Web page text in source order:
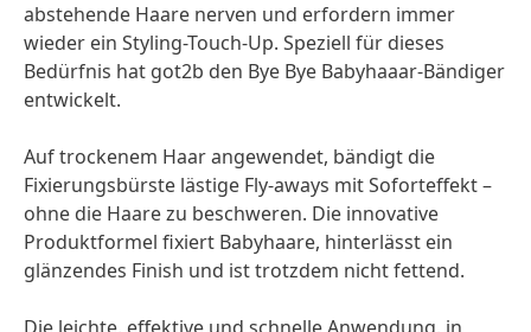
abstehende Haare nerven und erfordern immer
wieder ein Styling-Touch-Up. Speziell für dieses
Bedürfnis hat got2b den Bye Bye Babyhaaar-Bändiger
entwickelt.
Auf trockenem Haar angewendet, bändigt die
Fixierungsbürste lästige Fly-aways mit Soforteffekt –
ohne die Haare zu beschweren. Die innovative
Produktformel fixiert Babyhaare, hinterlässt ein
glänzendes Finish und ist trotzdem nicht fettend.